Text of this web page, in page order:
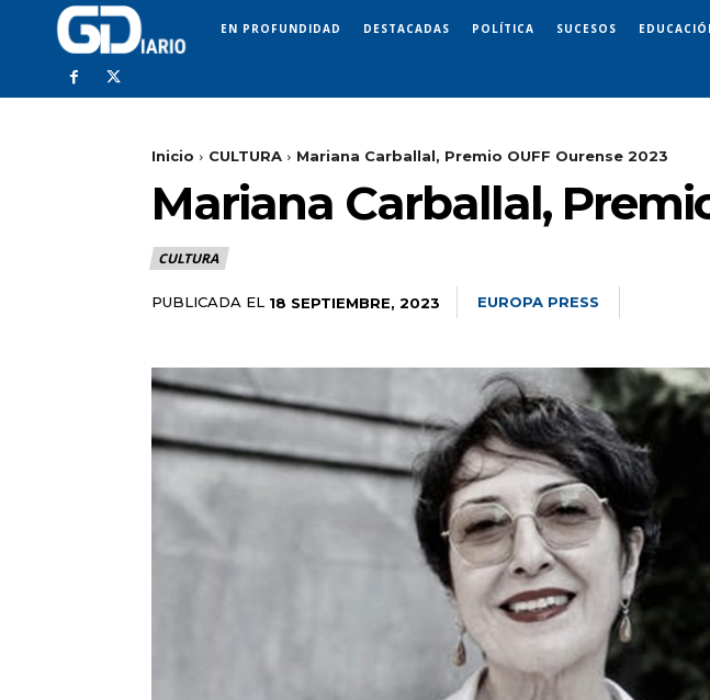
EN PROFUNDIDAD DESTACADAS POLÍTICA SUCESOS
Inicio CULTURA Mariana Carballal, Premio OUFF Ourense 2023
Mariana Carballal,
CULTURA
PUBLICADA EL 18 SEPTIEMBRE, 2023 EUROPA PRESS